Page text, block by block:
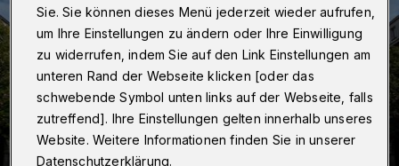
Sie. Sie können dieses Menü jederzeit wieder aufrufen,
um Ihre Einstellungen zu ändern oder Ihre Einwilligung
zu widerrufen, indem Sie auf den Link Einstellungen am
unteren Rand der Webseite klicken [oder das
schwebende Symbol unten links auf der Webseite, falls
zutreffend]. Ihre Einstellungen gelten innerhalb unseres
Website. Weitere Informationen finden Sie in unserer
Datenschutzerklärung.